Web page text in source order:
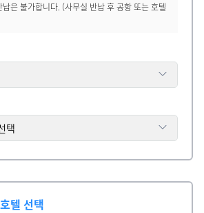
은 불가합니다. (사무실 반납 후 공항 또는 호텔
텔 선택